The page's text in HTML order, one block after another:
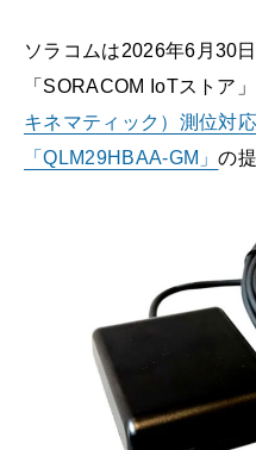
ソラコムは2026年6月30
「SORACOM IoTストア」
キネマティック）測位対
「QLM29HBAA-GM」の